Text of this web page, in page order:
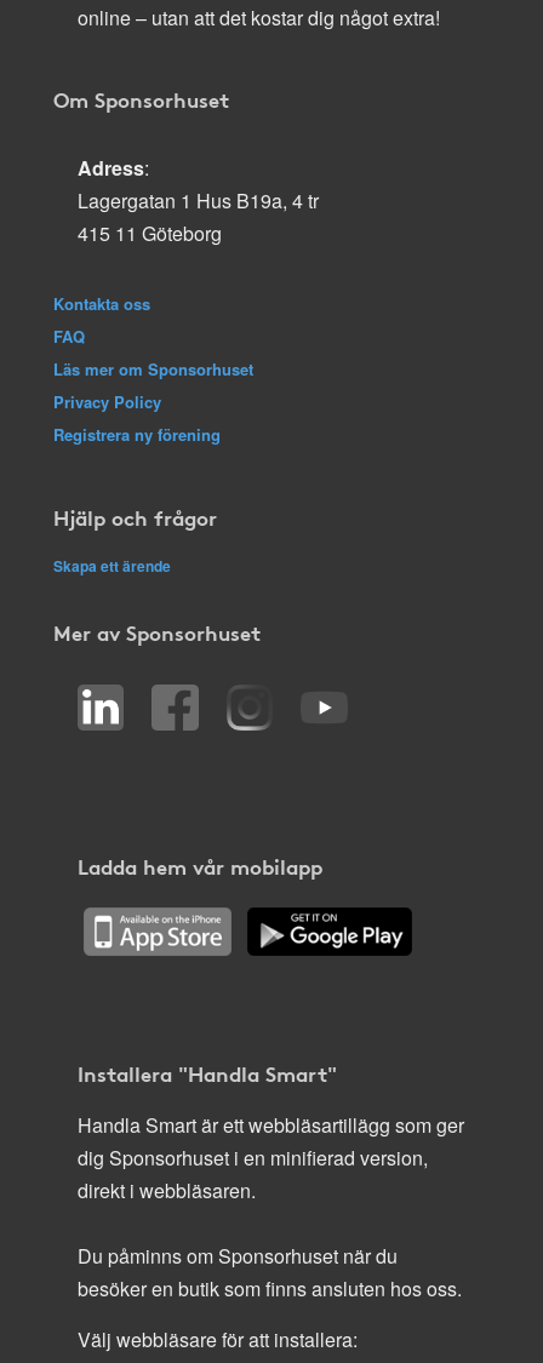
online – utan att det kostar dig något extra!
Om Sponsorhuset
Adress:
Lagergatan 1 Hus B19a, 4 tr
415 11 Göteborg
Kontakta oss
FAQ
Läs mer om Sponsorhuset
Privacy Policy
Registrera ny förening
Hjälp och frågor
Skapa ett ärende
Mer av Sponsorhuset
Ladda hem vår mobilapp
Installera "Handla Smart"
Handla Smart är ett webbläsartillägg som ger
dig Sponsorhuset i en minifierad version,
direkt i webbläsaren.
Du påminns om Sponsorhuset när du
besöker en butik som finns ansluten hos oss.
Välj webbläsare för att installera: